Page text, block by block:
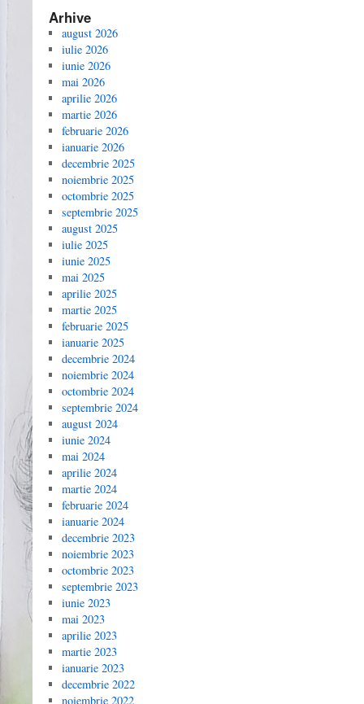
Arhive
august 2026
iulie 2026
iunie 2026
mai 2026
aprilie 2026
martie 2026
februarie 2026
ianuarie 2026
decembrie 2025
noiembrie 2025
octombrie 2025
septembrie 2025
august 2025
iulie 2025
iunie 2025
mai 2025
aprilie 2025
martie 2025
februarie 2025
ianuarie 2025
decembrie 2024
noiembrie 2024
octombrie 2024
septembrie 2024
august 2024
iunie 2024
mai 2024
aprilie 2024
martie 2024
februarie 2024
ianuarie 2024
decembrie 2023
noiembrie 2023
octombrie 2023
septembrie 2023
iunie 2023
mai 2023
aprilie 2023
martie 2023
ianuarie 2023
decembrie 2022
noiembrie 2022